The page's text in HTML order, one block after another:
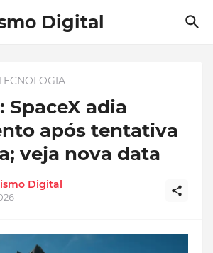
Digital
SpaceX adia
após tentativa
veja nova data
Digital